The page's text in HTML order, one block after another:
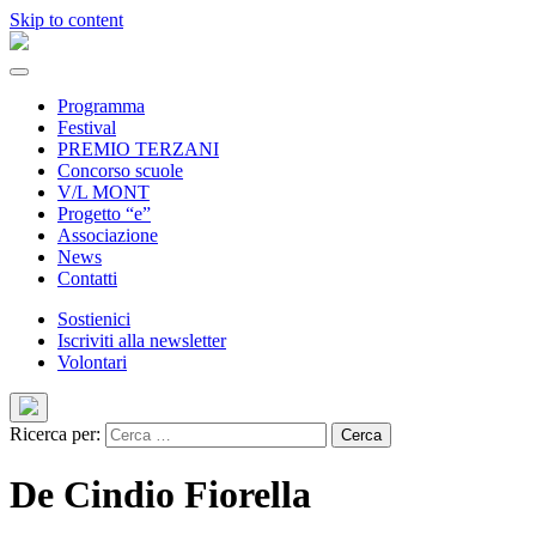
Skip to content
Programma
Festival
PREMIO TERZANI
Concorso scuole
V/L MONT
Progetto “e”
Associazione
News
Contatti
Sostienici
Iscriviti alla newsletter
Volontari
Ricerca per:
De Cindio Fiorella